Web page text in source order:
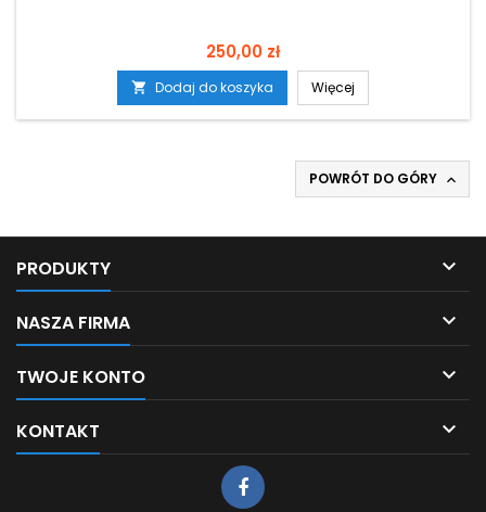
Cena
250,00 zł
 Dodaj do koszyka Więcej
POWRÓT DO GÓRY 
PRODUKTY 
NASZA FIRMA 
TWOJE KONTO 
KONTAKT 